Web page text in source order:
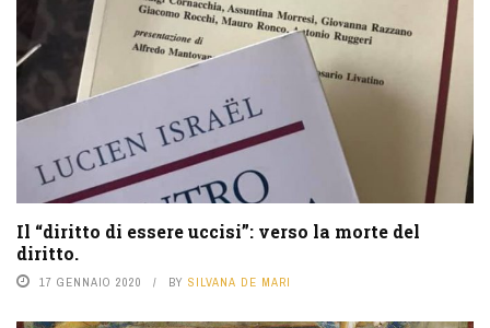
Il “diritto di essere uccisi”: verso la morte del
diritto.
17 GENNAIO 2020 BY SILVANA DE MARI